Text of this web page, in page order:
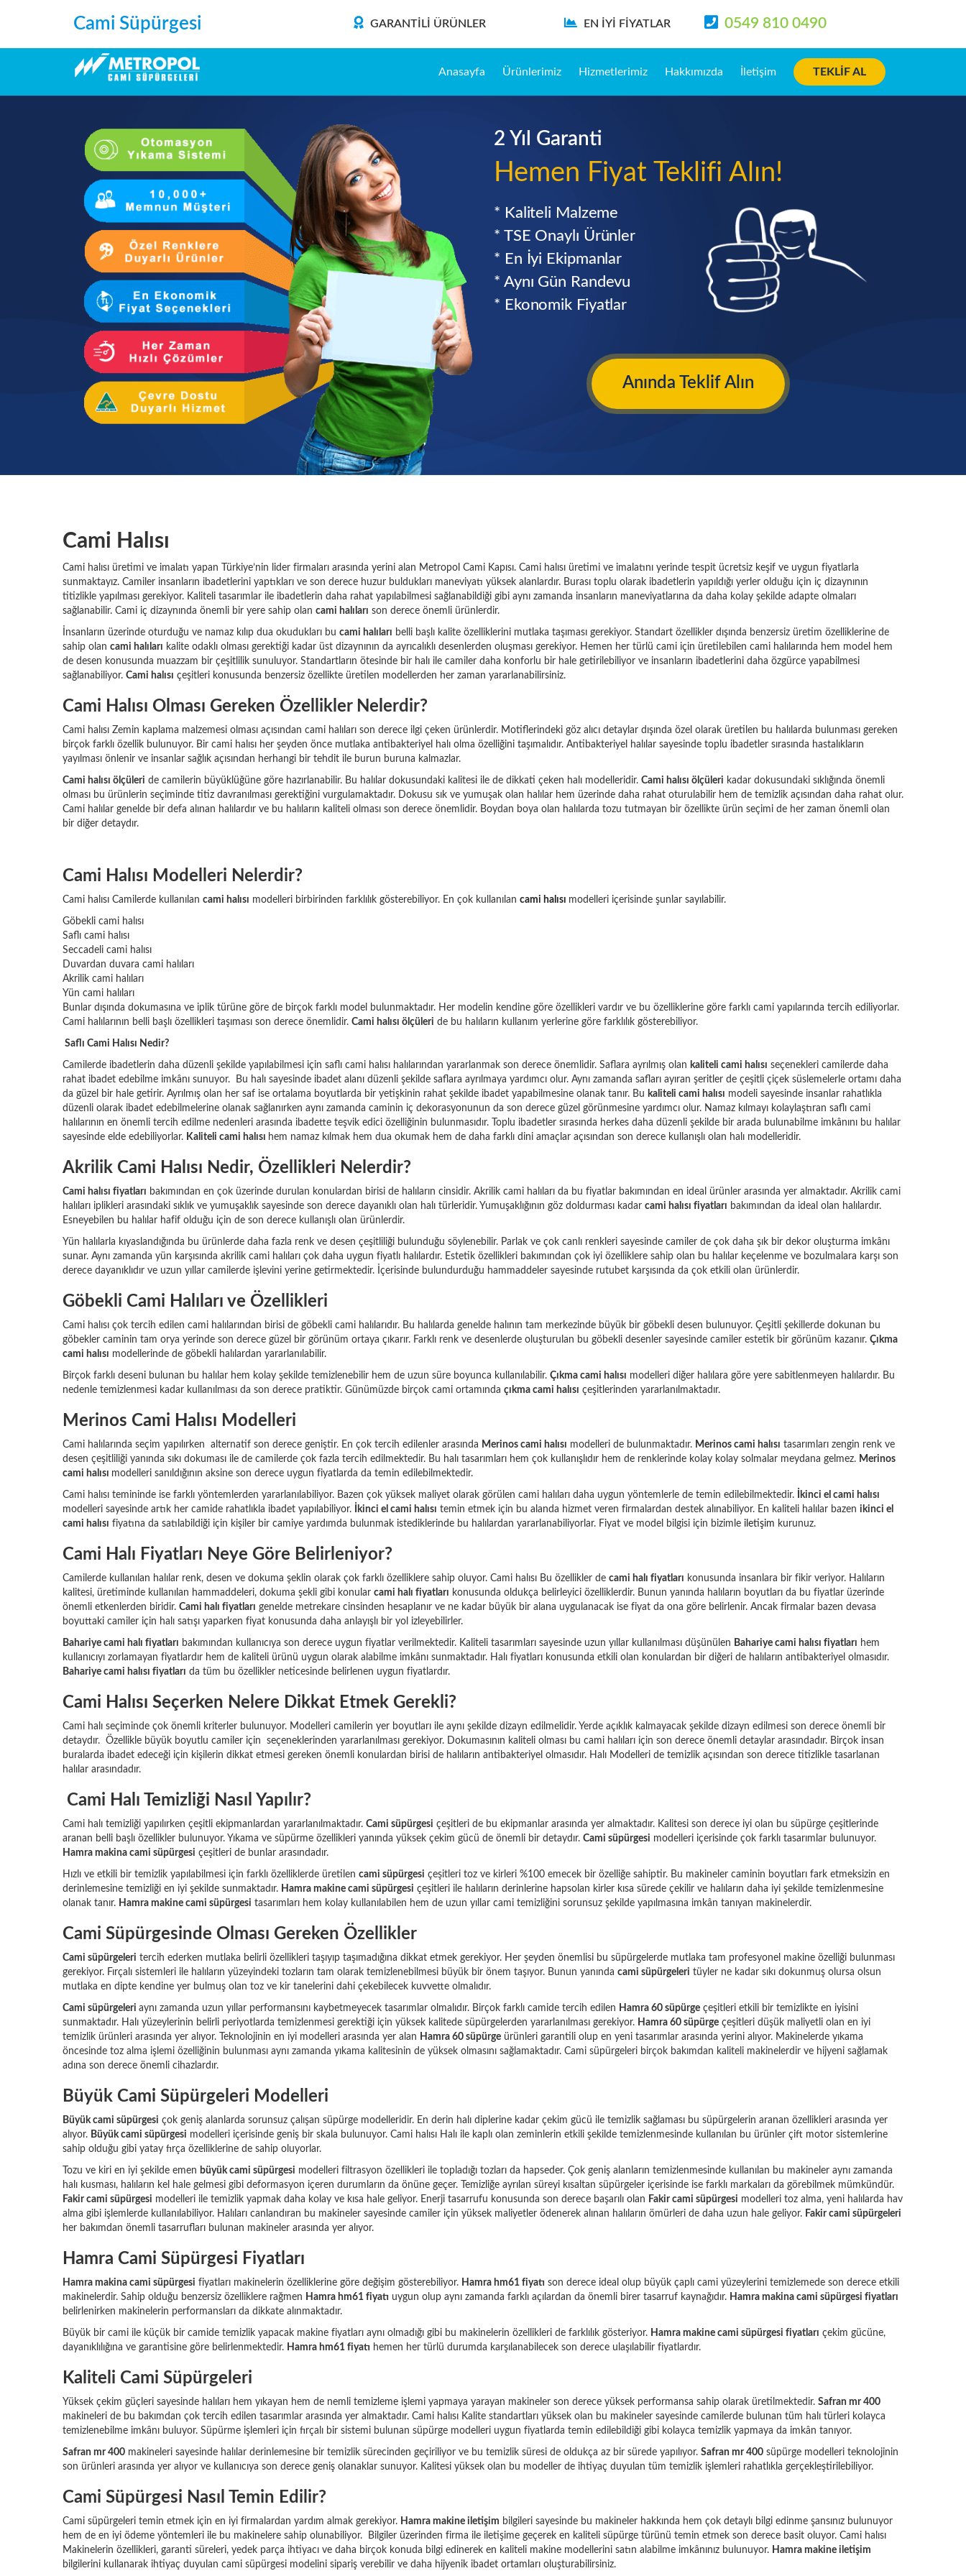
Cami Süpürgesi GARANTILI ÜRÜNLER EN İYI FIYATLAR 0549 810 0490
Anasayfa Ürünlerimiz Hizmetlerimiz Hakkımızda İletişim TEKLIF AL
2 Yıl Garanti
Hemen Fiyat Teklifi Alın!
* Kaliteli Malzeme
* TSE Onaylı Ürünler
* En İyi Ekipmanlar
* Aynı Gün Randevu
* Ekonomik Fiyatlar
Anında Teklif Alın
Cami Halısı
Cami halısı üretimi ve imalatı yapan Türkiye’nin lider firmaları arasında yerini alan Metropol Cami Kapısı. Cami halısı üretimi ve imalatını yerinde tespit ücretsiz keşif ve uygun fiyatlarla
sunmaktayız. Camiler insanların ibadetlerini yaptıkları ve son derece huzur buldukları maneviyatı yüksek alanlardır. Burası toplu olarak ibadetlerin yapıldığı yerler olduğu için iç dizaynının
titizlikle yapılması gerekiyor. Kaliteli tasarımlar ile ibadetlerin daha rahat yapılabilmesi sağlanabildiği gibi aynı zamanda insanların maneviyatlarına da daha kolay şekilde adapte olmaları
sağlanabilir. Cami iç dizaynında önemli bir yere sahip olan cami halıları son derece önemli ürünlerdir.
İnsanların üzerinde oturduğu ve namaz kılıp dua okudukları bu cami halıları belli başlı kalite özelliklerini mutlaka taşıması gerekiyor. Standart özellikler dışında benzersiz üretim özelliklerine de
sahip olan cami halıları kalite odaklı olması gerektiği kadar üst dizaynının da ayrıcalıklı desenlerden oluşması gerekiyor. Hemen her türlü cami için üretilebilen cami halılarında hem model hem
de desen konusunda muazzam bir çeşitlilik sunuluyor. Standartların ötesinde bir halı ile camiler daha konforlu bir hale getirilebiliyor ve insanların ibadetlerini daha özgürce yapabilmesi
sağlanabiliyor. Cami halısı çeşitleri konusunda benzersiz özellikte üretilen modellerden her zaman yararlanabilirsiniz.
Cami Halısı Olması Gereken Özellikler Nelerdir?
Cami halısı Zemin kaplama malzemesi olması açısından cami halıları son derece ilgi çeken ürünlerdir. Motiflerindeki göz alıcı detaylar dışında özel olarak üretilen bu halılarda bulunması gereken
birçok farklı özellik bulunuyor. Bir cami halısı her şeyden önce mutlaka antibakteriyel halı olma özelliğini taşımalıdır. Antibakteriyel halılar sayesinde toplu ibadetler sırasında hastalıkların
yayılması önlenir ve insanlar sağlık açısından herhangi bir tehdit ile burun buruna kalmazlar.
Cami halısı ölçüleri de camilerin büyüklüğüne göre hazırlanabilir. Bu halılar dokusundaki kalitesi ile de dikkati çeken halı modelleridir. Cami halısı ölçüleri kadar dokusundaki sıklığında önemli
olması bu ürünlerin seçiminde titiz davranılması gerektiğini vurgulamaktadır. Dokusu sık ve yumuşak olan halılar hem üzerinde daha rahat oturulabilir hem de temizlik açısından daha rahat olur.
Cami halılar genelde bir defa alınan halılardır ve bu halıların kaliteli olması son derece önemlidir. Boydan boya olan halılarda tozu tutmayan bir özellikte ürün seçimi de her zaman önemli olan
bir diğer detaydır.
Cami Halısı Modelleri Nelerdir?
Cami halısı Camilerde kullanılan cami halısı modelleri birbirinden farklılık gösterebiliyor. En çok kullanılan cami halısı modelleri içerisinde şunlar sayılabilir.
Göbekli cami halısı
Saflı cami halısı
Seccadeli cami halısı
Duvardan duvara cami halıları
Akrilik cami halıları
Yün cami halıları
Bunlar dışında dokumasına ve iplik türüne göre de birçok farklı model bulunmaktadır. Her modelin kendine göre özellikleri vardır ve bu özelliklerine göre farklı cami yapılarında tercih ediliyorlar.
Cami halılarının belli başlı özellikleri taşıması son derece önemlidir. Cami halısı ölçüleri de bu halıların kullanım yerlerine göre farklılık gösterebiliyor.
Saflı Cami Halısı Nedir?
Camilerde ibadetlerin daha düzenli şekilde yapılabilmesi için saflı cami halısı halılarından yararlanmak son derece önemlidir. Saflara ayrılmış olan kaliteli cami halısı seçenekleri camilerde daha
rahat ibadet edebilme imkânı sunuyor. Bu halı sayesinde ibadet alanı düzenli şekilde saflara ayrılmaya yardımcı olur. Aynı zamanda safları ayıran şeritler de çeşitli çiçek süslemelerle ortamı daha
da güzel bir hale getirir. Ayrılmış olan her saf ise ortalama boyutlarda bir yetişkinin rahat şekilde ibadet yapabilmesine olanak tanır. Bu kaliteli cami halısı modeli sayesinde insanlar rahatlıkla
düzenli olarak ibadet edebilmelerine olanak sağlanırken aynı zamanda caminin iç dekorasyonunun da son derece güzel görünmesine yardımcı olur. Namaz kılmayı kolaylaştıran saflı cami
halılarının en önemli tercih edilme nedenleri arasında ibadette teşvik edici özelliğinin bulunmasıdır. Toplu ibadetler sırasında herkes daha düzenli şekilde bir arada bulunabilme imkânını bu halılar
sayesinde elde edebiliyorlar. Kaliteli cami halısı hem namaz kılmak hem dua okumak hem de daha farklı dini amaçlar açısından son derece kullanışlı olan halı modelleridir.
Akrilik Cami Halısı Nedir, Özellikleri Nelerdir?
Cami halısı fiyatları bakımından en çok üzerinde durulan konulardan birisi de halıların cinsidir. Akrilik cami halıları da bu fiyatlar bakımından en ideal ürünler arasında yer almaktadır. Akrilik cami
halıları iplikleri arasındaki sıklık ve yumuşaklık sayesinde son derece dayanıklı olan halı türleridir. Yumuşaklığının göz doldurması kadar cami halısı fiyatları bakımından da ideal olan halılardır.
Esneyebilen bu halılar hafif olduğu için de son derece kullanışlı olan ürünlerdir.
Yün halılarla kıyaslandığında bu ürünlerde daha fazla renk ve desen çeşitliliği bulunduğu söylenebilir. Parlak ve çok canlı renkleri sayesinde camiler de çok daha şık bir dekor oluşturma imkânı
sunar. Aynı zamanda yün karşısında akrilik cami halıları çok daha uygun fiyatlı halılardır. Estetik özellikleri bakımından çok iyi özelliklere sahip olan bu halılar keçelenme ve bozulmalara karşı son
derece dayanıklıdır ve uzun yıllar camilerde işlevini yerine getirmektedir. İçerisinde bulundurduğu hammaddeler sayesinde rutubet karşısında da çok etkili olan ürünlerdir.
Göbekli Cami Halıları ve Özellikleri
Cami halısı çok tercih edilen cami halılarından birisi de göbekli cami halılarıdır. Bu halılarda genelde halının tam merkezinde büyük bir göbekli desen bulunuyor. Çeşitli şekillerde dokunan bu
göbekler caminin tam orya yerinde son derece güzel bir görünüm ortaya çıkarır. Farklı renk ve desenlerde oluşturulan bu göbekli desenler sayesinde camiler estetik bir görünüm kazanır. Çıkma
cami halısı modellerinde de göbekli halılardan yararlanılabilir.
Birçok farklı deseni bulunan bu halılar hem kolay şekilde temizlenebilir hem de uzun süre boyunca kullanılabilir. Çıkma cami halısı modelleri diğer halılara göre yere sabitlenmeyen halılardır. Bu
nedenle temizlenmesi kadar kullanılması da son derece pratiktir. Günümüzde birçok cami ortamında çıkma cami halısı çeşitlerinden yararlanılmaktadır.
Merinos Cami Halısı Modelleri
Cami halılarında seçim yapılırken alternatif son derece geniştir. En çok tercih edilenler arasında Merinos cami halısı modelleri de bulunmaktadır. Merinos cami halısı tasarımları zengin renk ve
desen çeşitliliği yanında sıkı dokuması ile de camilerde çok fazla tercih edilmektedir. Bu halı tasarımları hem çok kullanışlıdır hem de renklerinde kolay kolay solmalar meydana gelmez. Merinos
cami halısı modelleri sanıldığının aksine son derece uygun fiyatlarda da temin edilebilmektedir.
Cami halısı temininde ise farklı yöntemlerden yararlanılabiliyor. Bazen çok yüksek maliyet olarak görülen cami halıları daha uygun yöntemlerle de temin edilebilmektedir.
İkinci el cami halısı
modelleri sayesinde artık her camide rahatlıkla ibadet yapılabiliyor.
İkinci el cami halısı temin etmek için bu alanda hizmet veren firmalardan destek alınabiliyor. En kaliteli halılar bazen ikinci el
cami halısı fiyatına da satılabildiği için kişiler bir camiye yardımda bulunmak istediklerinde bu halılardan yararlanabiliyorlar. Fiyat ve model bilgisi için bizimle iletişim kurunuz.
Cami Halı Fiyatları Neye Göre Belirleniyor?
Camilerde kullanılan halılar renk, desen ve dokuma şeklin olarak çok farklı özelliklere sahip oluyor. Cami halısı Bu özellikler de cami halı fiyatları konusunda insanlara bir fikir veriyor. Halıların
kalitesi, üretiminde kullanılan hammaddeleri, dokuma şekli gibi konular cami halı fiyatları konusunda oldukça belirleyici özelliklerdir. Bunun yanında halıların boyutları da bu fiyatlar üzerinde
önemli etkenlerden biridir. Cami halı fiyatları genelde metrekare cinsinden hesaplanır ve ne kadar büyük bir alana uygulanacak ise fiyat da ona göre belirlenir. Ancak firmalar bazen devasa
boyuttaki camiler için halı satışı yaparken fiyat konusunda daha anlayışlı bir yol izleyebilirler.
Bahariye cami halı fiyatları bakımından kullanıcıya son derece uygun fiyatlar verilmektedir. Kaliteli tasarımları sayesinde uzun yıllar kullanılması düşünülen Bahariye cami halısı fiyatları hem
kullanıcıyı zorlamayan fiyatlardır hem de kaliteli ürünü uygun olarak alabilme imkânı sunmaktadır. Halı fiyatları konusunda etkili olan konulardan bir diğeri de halıların antibakteriyel olmasıdır.
Bahariye cami halısı fiyatları da tüm bu özellikler neticesinde belirlenen uygun fiyatlardır.
Cami Halısı Seçerken Nelere Dikkat Etmek Gerekli?
Cami halı seçiminde çok önemli kriterler bulunuyor. Modelleri camilerin yer boyutları ile aynı şekilde dizayn edilmelidir. Yerde açıklık kalmayacak şekilde dizayn edilmesi son derece önemli bir
detaydır. Özellikle büyük boyutlu camiler için seçeneklerinden yararlanılması gerekiyor. Dokumasının kaliteli olması bu cami halıları için son derece önemli detaylar arasındadır. Birçok insan
buralarda ibadet edeceği için kişilerin dikkat etmesi gereken önemli konulardan birisi de halıların antibakteriyel olmasıdır. Halı Modelleri de temizlik açısından son derece titizlikle tasarlanan
halılar arasındadır.
Cami Halı Temizliği Nasıl Yapılır?
Cami halı temizliği yapılırken çeşitli ekipmanlardan yararlanılmaktadır. Cami süpürgesi çeşitleri de bu ekipmanlar arasında yer almaktadır. Kalitesi son derece iyi olan bu süpürge çeşitlerinde
aranan belli başlı özellikler bulunuyor. Yıkama ve süpürme özellikleri yanında yüksek çekim gücü de önemli bir detaydır. Cami süpürgesi modelleri içerisinde çok farklı tasarımlar bulunuyor.
Hamra makina cami süpürgesi çeşitleri de bunlar arasındadır.
Hızlı ve etkili bir temizlik yapılabilmesi için farklı özelliklerde üretilen cami süpürgesi çeşitleri toz ve kirleri %100 emecek bir özelliğe sahiptir. Bu makineler caminin boyutları fark etmeksizin en
derinlemesine temizliği en iyi şekilde sunmaktadır. Hamra makine cami süpürgesi çeşitleri ile halıların derinlerine hapsolan kirler kısa sürede çekilir ve halıların daha iyi şekilde temizlenmesine
olanak tanır. Hamra makine cami süpürgesi tasarımları hem kolay kullanılabilen hem de uzun yıllar cami temizliğini sorunsuz şekilde yapılmasına imkân tanıyan makinelerdir.
Cami Süpürgesinde Olması Gereken Özellikler
Cami süpürgeleri tercih ederken mutlaka belirli özellikleri taşıyıp taşımadığına dikkat etmek gerekiyor. Her şeyden önemlisi bu süpürgelerde mutlaka tam profesyonel makine özelliği bulunması
gerekiyor. Fırçalı sistemleri ile halıların yüzeyindeki tozların tam olarak temizlenebilmesi büyük bir önem taşıyor. Bunun yanında cami süpürgeleri tüyler ne kadar sıkı dokunmuş olursa olsun
mutlaka en dipte kendine yer bulmuş olan toz ve kir tanelerini dahi çekebilecek kuvvette olmalıdır.
Cami süpürgeleri aynı zamanda uzun yıllar performansını kaybetmeyecek tasarımlar olmalıdır. Birçok farklı camide tercih edilen Hamra 60 süpürge çeşitleri etkili bir temizlikte en iyisini
sunmaktadır. Halı yüzeylerinin belirli periyotlarda temizlenmesi gerektiği için yüksek kalitede süpürgelerden yararlanılması gerekiyor. Hamra 60 süpürge çeşitleri düşük maliyetli olan en iyi
temizlik ürünleri arasında yer alıyor. Teknolojinin en iyi modelleri arasında yer alan Hamra 60 süpürge ürünleri garantili olup en yeni tasarımlar arasında yerini alıyor. Makinelerde yıkama
öncesinde toz alma işlemi özelliğinin bulunması aynı zamanda yıkama kalitesinin de yüksek olmasını sağlamaktadır. Cami süpürgeleri birçok bakımdan kaliteli makinelerdir ve hijyeni sağlamak
adına son derece önemli cihazlardır.
Büyük Cami Süpürgeleri Modelleri
Büyük cami süpürgesi çok geniş alanlarda sorunsuz çalışan süpürge modelleridir. En derin halı diplerine kadar çekim gücü ile temizlik sağlaması bu süpürgelerin aranan özellikleri arasında yer
alıyor. Büyük cami süpürgesi modelleri içerisinde geniş bir skala bulunuyor. Cami halısı Halı ile kaplı olan zeminlerin etkili şekilde temizlenmesinde kullanılan bu ürünler çift motor sistemlerine
sahip olduğu gibi yatay fırça özelliklerine de sahip oluyorlar.
Tozu ve kiri en iyi şekilde emen büyük cami süpürgesi modelleri filtrasyon özellikleri ile topladığı tozları da hapseder. Çok geniş alanların temizlenmesinde kullanılan bu makineler aynı zamanda
halı kusması, halıların kel hale gelmesi gibi deformasyon içeren durumların da önüne geçer. Temizliğe ayrılan süreyi kısaltan süpürgeler içerisinde ise farklı markaları da görebilmek mümkündür.
Fakir cami süpürgesi modelleri ile temizlik yapmak daha kolay ve kısa hale geliyor. Enerji tasarrufu konusunda son derece başarılı olan Fakir cami süpürgesi modelleri toz alma, yeni halılarda hav
alma gibi işlemlerde kullanılabiliyor. Halıları canlandıran bu makineler sayesinde camiler için yüksek maliyetler ödenerek alınan halıların ömürleri de daha uzun hale geliyor. Fakir cami süpürgeleri
her bakımdan önemli tasarrufları bulunan makineler arasında yer alıyor.
Hamra Cami Süpürgesi Fiyatları
Hamra makina cami süpürgesi fiyatları makinelerin özelliklerine göre değişim gösterebiliyor. Hamra hm61 fiyatı son derece ideal olup büyük çaplı cami yüzeylerini temizlemede son derece etkili
makinelerdir. Sahip olduğu benzersiz özelliklere rağmen Hamra hm61 fiyatı uygun olup aynı zamanda farklı açılardan da önemli birer tasarruf kaynağıdır. Hamra makina cami süpürgesi fiyatları
belirlenirken makinelerin performansları da dikkate alınmaktadır.
Büyük bir cami ile küçük bir camide temizlik yapacak makine fiyatları aynı olmadığı gibi bu makinelerin özellikleri de farklılık gösteriyor. Hamra makine cami süpürgesi fiyatları çekim gücüne,
dayanıklılığına ve garantisine göre belirlenmektedir. Hamra hm61 fiyatı hemen her türlü durumda karşılanabilecek son derece ulaşılabilir fiyatlardır.
Kaliteli Cami Süpürgeleri
Yüksek çekim güçleri sayesinde halıları hem yıkayan hem de nemli temizleme işlemi yapmaya yarayan makineler son derece yüksek performansa sahip olarak üretilmektedir. Safran mr 400
makineleri de bu bakımdan çok tercih edilen tasarımlar arasında yer almaktadır. Cami halısı Kalite standartları yüksek olan bu makineler sayesinde camilerde bulunan tüm halı türleri kolayca
temizlenebilme imkânı buluyor. Süpürme işlemleri için fırçalı bir sistemi bulunan süpürge modelleri uygun fiyatlarda temin edilebildiği gibi kolayca temizlik yapmaya da imkân tanıyor.
Safran mr 400 makineleri sayesinde halılar derinlemesine bir temizlik sürecinden geçiriliyor ve bu temizlik süresi de oldukça az bir sürede yapılıyor. Safran mr 400 süpürge modelleri teknolojinin
son ürünleri arasında yer alıyor ve kullanıcıya son derece geniş olanaklar sunuyor. Kalitesi yüksek olan bu modeller de ihtiyaç duyulan tüm temizlik işlemleri rahatlıkla gerçekleştirilebiliyor.
Cami Süpürgesi Nasıl Temin Edilir?
Cami süpürgeleri temin etmek için en iyi firmalardan yardım almak gerekiyor. Hamra makine iletişim bilgileri sayesinde bu makineler hakkında hem çok detaylı bilgi edinme şansınız bulunuyor
hem de en iyi ödeme yöntemleri ile bu makinelere sahip olunabiliyor. Bilgiler üzerinden firma ile iletişime geçerek en kaliteli süpürge türünü temin etmek son derece basit oluyor. Cami halısı
Makinelerin özellikleri, garanti süreleri, yedek parça ihtiyacı ve daha birçok konuda bilgi edinerek en kaliteli makine modellerini satın alabilme imkânınız bulunuyor. Hamra makine iletişim
bilgilerini kullanarak ihtiyaç duyulan cami süpürgesi modelini sipariş verebilir ve daha hijyenik ibadet ortamları oluşturabilirsiniz.